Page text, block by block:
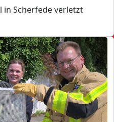
Scherfede verletzt